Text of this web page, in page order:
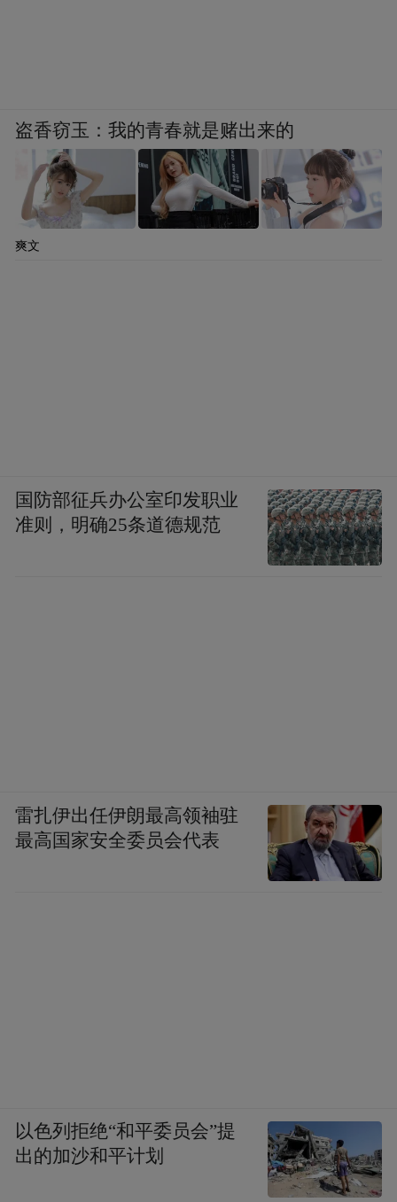
盗香窃玉：我的青春就是赌出来的
爽文
国防部征兵办公室印发职业
准则，明确25条道德规范
雷扎伊出任伊朗最高领袖驻
最高国家安全委员会代表
以色列拒绝“和平委员会”提
出的加沙和平计划